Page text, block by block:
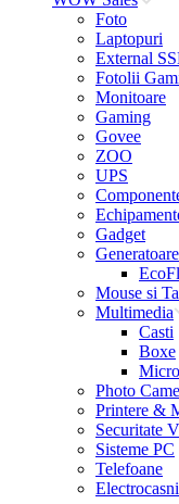
Foto
Laptopuri
External
Fotolii
Monitoare
Gaming
Govee
ZOO
UPS
Gadget
Generatoare
Mouse si
Multimedia
Casti
Boxe
Photo
Printere &
Securitate
Sisteme PC
Telefoane